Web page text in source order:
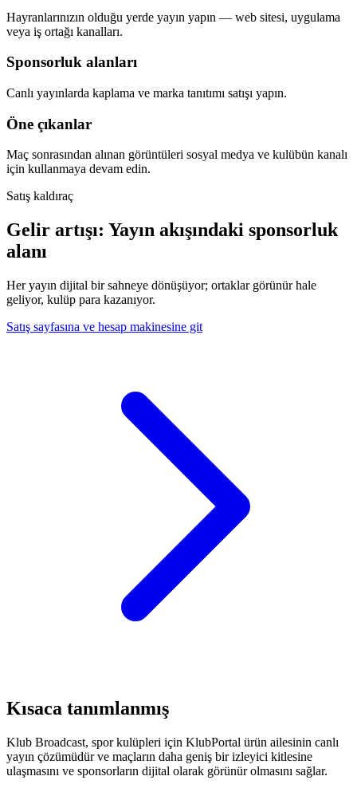
Hayranlarınızın olduğu yerde yayın yapın — web sitesi, uygulama
veya iş ortağı kanalları.
Sponsorluk alanları
Canlı yayınlarda kaplama ve marka tanıtımı satışı yapın.
Öne çıkanlar
Maç sonrasından alınan görüntüleri sosyal medya ve kulübün kanalı
için kullanmaya devam edin.
Satış kaldıraç
Gelir artışı: Yayın akışındaki sponsorluk
alanı
Her yayın dijital bir sahneye dönüşüyor; ortaklar görünür hale
geliyor, kulüp para kazanıyor.
Satış sayfasına ve hesap makinesine git
Kısaca tanımlanmış
Klub Broadcast, spor kulüpleri için KlubPortal ürün ailesinin canlı
yayın çözümüdür ve maçların daha geniş bir izleyici kitlesine
ulaşmasını ve sponsorların dijital olarak görünür olmasını sağlar.